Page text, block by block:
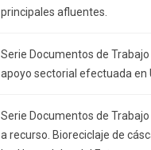
principales afluentes.
Serie Documentos de Trabajo
apoyo sectorial efectuada en
Serie Documentos de Trabajo
a recurso. Bioreciclaje de